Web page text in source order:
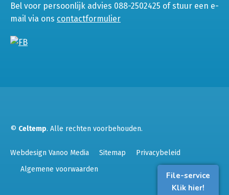
Bel voor persoonlijk advies 088-2502425 of stuur een e-
mail via ons contactformulier
File-service
Klik hier!
© Celtemp. Alle rechten voorbehouden.
Webdesign Vanoo Media Sitemap
Privacybeleid
Algemene voorwaarden